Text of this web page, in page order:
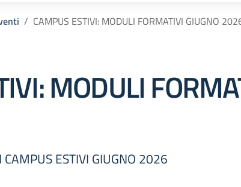
CAMPUS ESTIVI: MODULI FORMATIVI GIUGNO
MODULI
ESTIVI GIUGNO 2026